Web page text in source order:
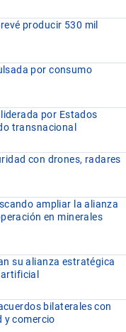
producir 530 mil
por consumo
por Estados
transnacional
con drones, radares
ampliar la alianza
en minerales
su alianza estratégica
bilaterales con
y comercio